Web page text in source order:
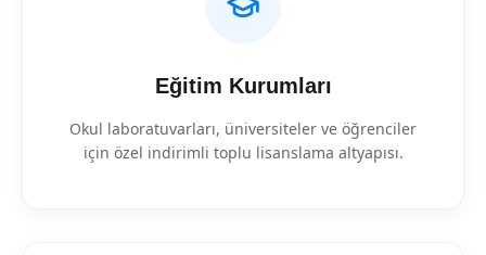
Eğitim Kurumları
Okul laboratuvarları, üniversiteler ve öğrenciler
için özel indirimli toplu lisanslama altyapısı.